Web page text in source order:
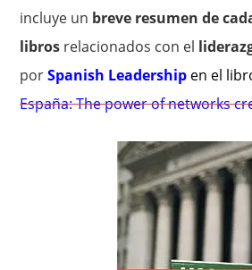
incluye un breve resumen de
libros relacionados con el
porSpanish Leadership en el
España: The power of networks